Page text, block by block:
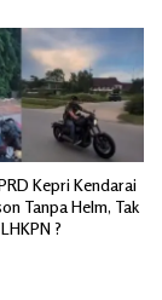
Kepri Kendarai
Tanpa Helm, Tak
?